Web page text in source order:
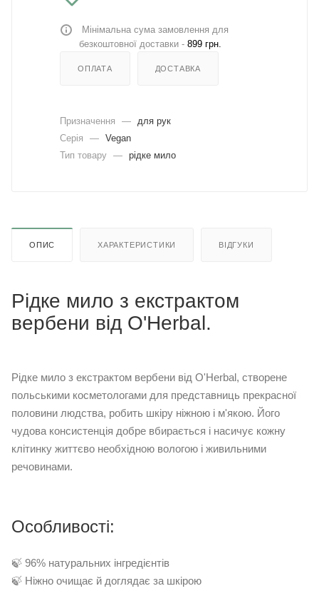
Мінімальна сума замовлення для
безкоштовної доставки - 899 грн.
ОПЛАТА ДОСТАВКА
Призначення —
для рук
Серія
— Vegan
Тип товару — рідке мило
ОПИС ХАРАКТЕРИСТИКИ ВІДГУКИ
Рідке мило з екстрактом
вербени від O'Herbal.
Рідке мило з екстрактом вербени від O'Herbal, створене
польськими косметологами для представниць прекрасної
половини людства, робить шкіру ніжною і м'якою. Його
чудова консистенція добре вбирається і насичує кожну
клітинку життєво необхідною вологою і живильними
речовинами.
Особливості:
🍃 96% натуральних інгредієнтів
🍃 Ніжно очищає й доглядає за шкірою